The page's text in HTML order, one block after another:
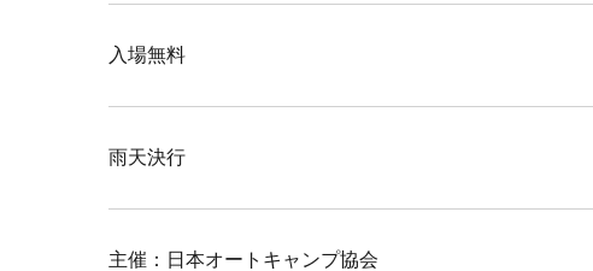
入場無料
雨天決行
主催：日本オートキャンプ協会